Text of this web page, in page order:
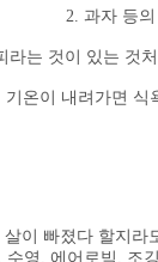
2. 과자 등
는 것이 있는 것
온이 내려가면
이 빠졌다 할지
영, 에어로빅,